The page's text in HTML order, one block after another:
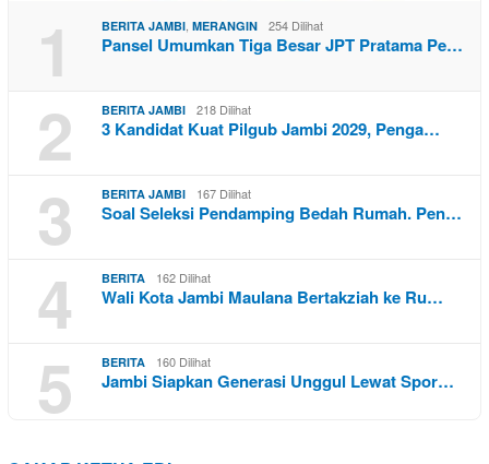
1 BERITA JAMBI MERANGIN 254 Dilihat
Pansel Umumkan Tiga Besar JPT Pratama Pe…
2 BERITA JAMBI 218 Dilihat
3 Kandidat Kuat Pilgub Jambi 2029, Penga…
3 BERITA JAMBI 167 Dilihat
Soal Seleksi Pendamping Bedah Rumah. Pen…
4 BERITA 162 Dilihat
Wali Kota Jambi Maulana Bertakziah ke Ru…
5 BERITA 160 Dilihat
Jambi Siapkan Generasi Unggul Lewat Spor…